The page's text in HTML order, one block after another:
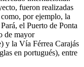
fueron realizadas
por ejemplo, la
el Puerto de Ponta
de mayor
y la Vía Férrea Carajás
en portugués), entre